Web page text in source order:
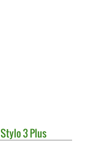
Stylo 3 Plus